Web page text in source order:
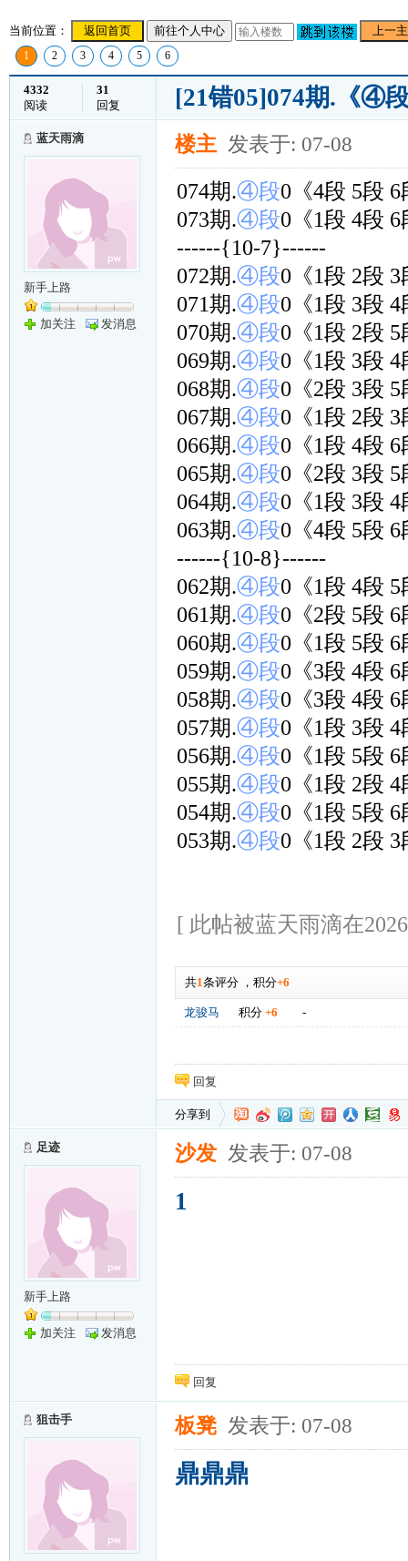
当前位置： 返回首页 前往个人中心 上一
1 2 3 4 5 6
4332
阅读
31
回复
[21错05]074期.《④
蓝天雨滴
新手上路
加关注 发消息
楼主 发表于: 07-08
074期.④段0《4段 5段
073期.④段0《1段 4段
------{10-7}------
072期.④段0《1段 2段
071期.④段0《1段 3段
070期.④段0《1段 2段
069期.④段0《1段 3段
068期.④段0《2段 3段
067期.④段0《1段 2段
066期.④段0《1段 4段
065期.④段0《2段 3段
064期.④段0《1段 3段
063期.④段0《4段 5段
------{10-8}------
062期.④段0《1段 4段
061期.④段0《2段 5段
060期.④段0《1段 5段
059期.④段0《3段 4段
058期.④段0《3段 4段
057期.④段0《1段 3段
056期.④段0《1段 5段
055期.④段0《1段 2段
054期.④段0《1段 5段
053期.④段0《1段 2段
[ 此帖被蓝天雨滴在
共1条评分， 积分+6
龙骏马 积分 +6 -
回复
分享到
足迹
新手上路
加关注 发消息
沙发 发表于: 07-08
1
回复
狙击手 板凳 发表于: 07-08
鼎鼎鼎